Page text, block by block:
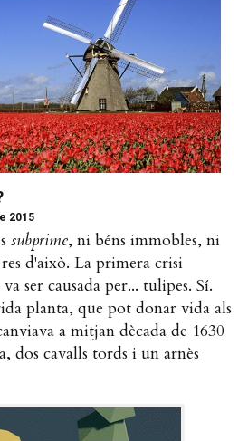
2015
subprime, ni béns immobles, ni
d'això. La primera crisi
ser causada per... tulipes. Sí.
planta, que pot donar vida als
a mitjan dècada de 1630
dos cavalls tords i un arnès